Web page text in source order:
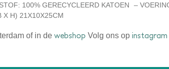
100% GERECYCLEERD KATOEN
–
X H) 21X10X25CM
of in de webshop Volg ons op instagram